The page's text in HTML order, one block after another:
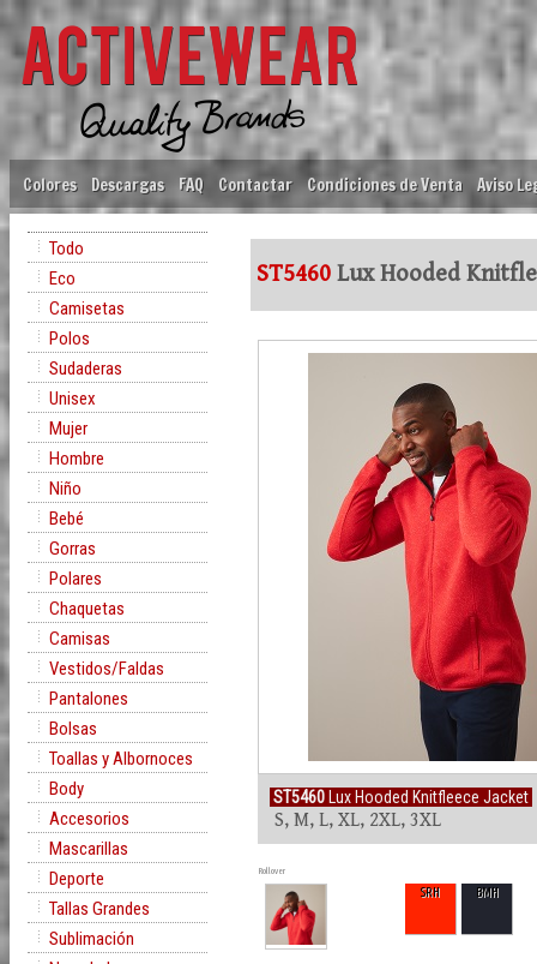
Colores Descargas FAQ Contactar Condiciones de Venta Aviso
Todo
Eco
Camisetas
Polos
Sudaderas
Unisex
Mujer
Hombre
Niño
Bebé
Gorras
Polares
Chaquetas
Camisas
Vestidos/Faldas
Pantalones
Bolsas
Toallas y Albornoces
Body
Accesorios
Mascarillas
Deporte
Tallas Grandes
Sublimación
ST5460 Lux Hooded
ST5460 Lux Hooded Knitfleece Jacket
S, M, L, XL, 2XL, 3XL
Rollover
SRH BMH